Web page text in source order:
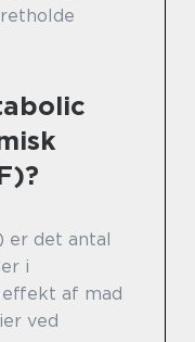
er det antal
i
af mad
ved